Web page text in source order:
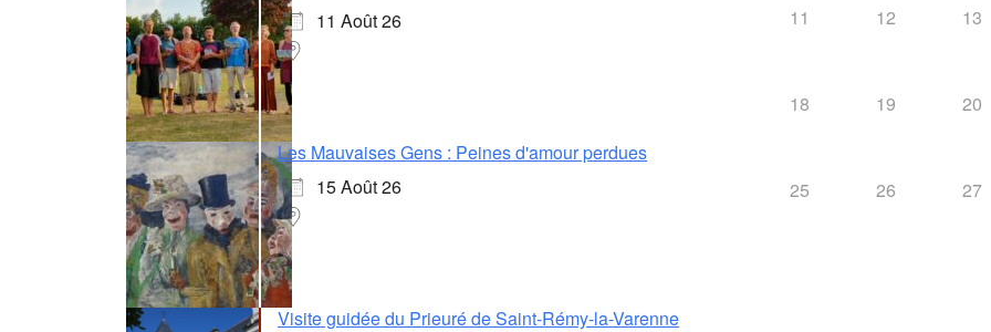
11 Août 26
Les Mauvaises Gens : Peines d'amour perdues
15 Août 26
Visite guidée du Prieuré de Saint-Rémy-la-Varenne
11 12 13
18 19 20
25 26 27